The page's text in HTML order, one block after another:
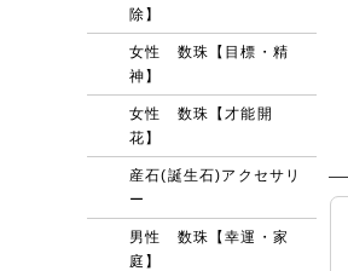
除】
女性 数珠【目標・精
神】
女性 数珠【才能開
花】
産石(誕生石)アクセサリ
ー
男性 数珠【幸運・家
庭】